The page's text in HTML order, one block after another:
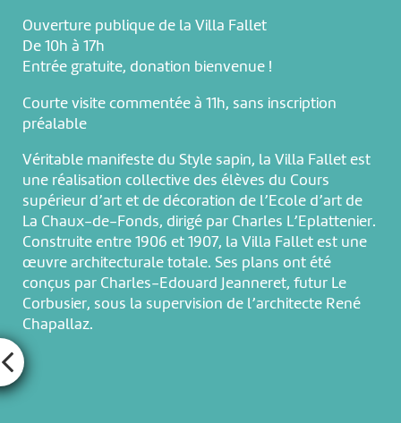
Ouverture publique de la Villa Fallet
De 10h à 17h
Entrée gratuite, donation bienvenue !
Courte visite commentée à 11h, sans inscription
préalable
Véritable manifeste du Style sapin, la Villa Fallet est
une réalisation collective des élèves du Cours
supérieur d’art et de décoration de l’Ecole d’art de
La Chaux-de-Fonds, dirigé par Charles L’Eplattenier.
Construite entre 1906 et 1907, la Villa Fallet est une
œuvre architecturale totale. Ses plans ont été
conçus par Charles-Edouard Jeanneret, futur Le
Corbusier, sous la supervision de l’architecte René
Chapallaz.